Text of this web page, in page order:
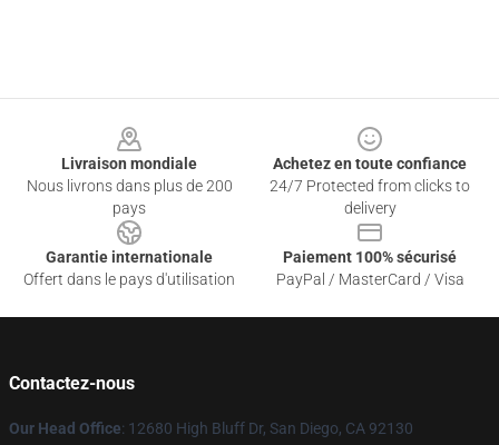
Livraison mondiale
Nous livrons dans plus de 200
pays
Achetez en toute confiance
24/7 Protected from clicks to
delivery
Garantie internationale
Offert dans le pays d'utilisation
Paiement 100% sécurisé
PayPal / MasterCard / Visa
Contactez-nous
Our Head Office: 12680 High Bluff Dr, San Diego, CA 92130